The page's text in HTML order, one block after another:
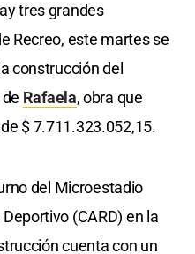
tres grandes
Recreo, este martes se
construcción del
Rafaela, obra que
$ 7.711.323.052,15.
del Microestadio
(CARD) en la
cuenta con un